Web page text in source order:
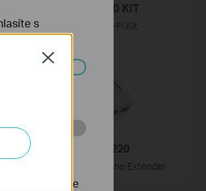
TL-WPA4220 KIT
Powerline Wi-Fi Kit
TL-WPA4220
AV600 Wi-Fi Powerline Extender
Close
s
za
aby se